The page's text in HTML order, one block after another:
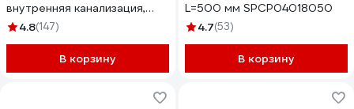
внутренняя канализация,
толщина стенки 1.8
4.8(147)
В корзину
L=500 мм SPCP04018050
4.7(53)
В корзину